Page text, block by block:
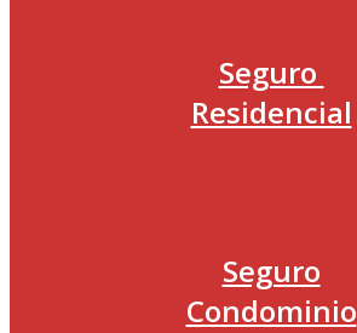
Seguro
Residencial
Seguro
Condominio